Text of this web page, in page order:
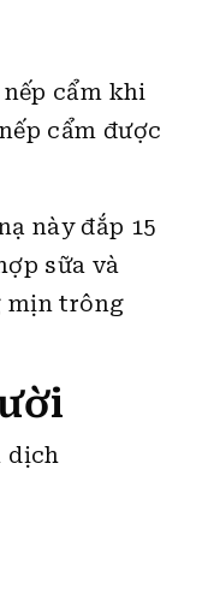
cẩm khi
cẩm được
này đắp 15
sữa và
mịn trông
dịch